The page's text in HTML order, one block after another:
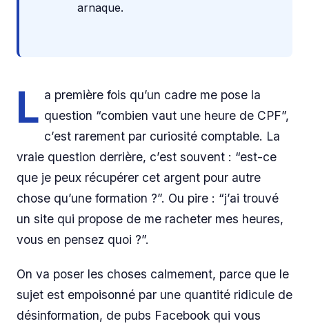
arnaque.
L a première fois qu’un cadre me pose la
question “combien vaut une heure de CPF”,
c’est rarement par curiosité comptable. La
vraie question derrière, c’est souvent : “est-ce
que je peux récupérer cet argent pour autre
chose qu’une formation ?”. Ou pire : “j’ai trouvé
un site qui propose de me racheter mes heures,
vous en pensez quoi ?”.
On va poser les choses calmement, parce que le
sujet est empoisonné par une quantité ridicule de
désinformation, de pubs Facebook qui vous